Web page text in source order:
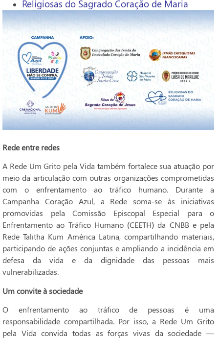
Religiosas do Sagrado Coração de Maria
Rede entre redes
A Rede Um Grito pela Vida também fortalece sua atuação por
meio da articulação com outras organizações comprometidas
com o enfrentamento ao tráfico humano. Durante a
Campanha Coração Azul, a Rede soma-se às iniciativas
promovidas pela Comissão Episcopal Especial para o
Enfrentamento ao Tráfico Humano (CEETH) da CNBB e pela
Rede Talitha Kum América Latina, compartilhando materiais,
participando de ações conjuntas e ampliando a incidência em
defesa da vida e da dignidade das pessoas mais
vulnerabilizadas.
Um convite à sociedade
O enfrentamento ao tráfico de pessoas é uma
responsabilidade compartilhada. Por isso, a Rede Um Grito
pela Vida convida todas as forças vivas da sociedade —